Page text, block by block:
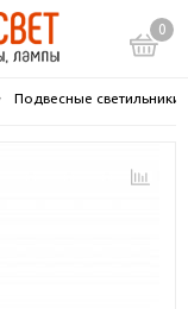
0
Подвесные светильники